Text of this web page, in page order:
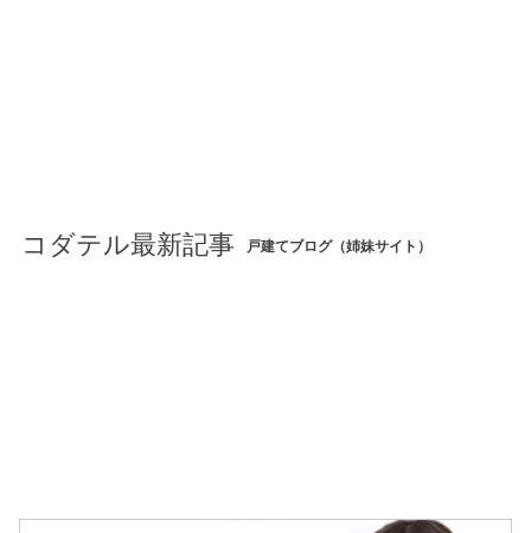
コダテル最新記事 戸建てブログ（姉妹サイト）